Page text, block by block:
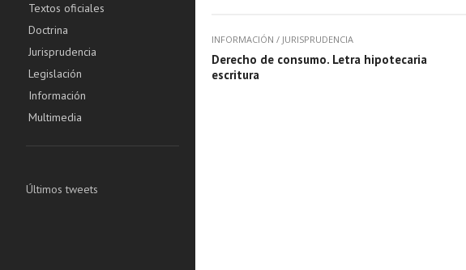
Textos oficiales
Doctrina
Jurisprudencia
Legislación
Información
Multimedia
Últimos tweets
INFORMACIÓN / JURISPRUDENCIA
Derecho de consumo. Letra hipotecaria
escritura